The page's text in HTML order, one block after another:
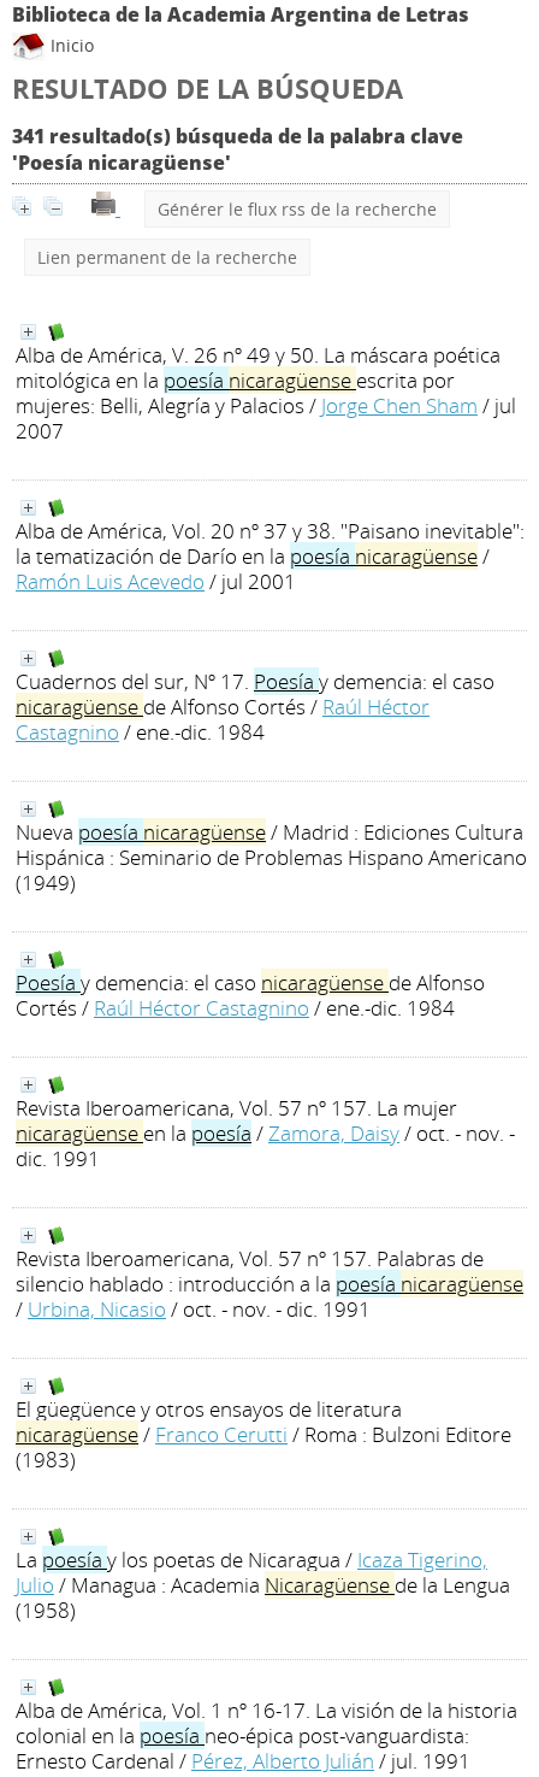
Biblioteca de la Academia Argentina de Letras
Inicio
RESULTADO DE LA BÚSQUEDA
341 resultado(s) búsqueda de la palabra clave
'Poesía nicaragüense'
Générer le flux rss de la recherche
Lien permanent de la recherche
Alba de América, V. 26 nº 49 y 50. La máscara poética
mitológica en la poesía nicaragüense escrita por
mujeres: Belli, Alegría y Palacios / Jorge Chen Sham / jul
2007
Alba de América, Vol. 20 nº 37 y 38. "Paisano inevitable":
la tematización de Darío en la poesía nicaragüense/
Ramón Luis Acevedo / jul 2001
Cuadernos del sur, Nº 17. Poesía y demencia: el caso
nicaragüense de Alfonso Cortés / Raúl Héctor
Castagnino / ene.-dic. 1984
Nueva poesía nicaragüense/ Madrid : Ediciones Cultura
Hispánica : Seminario de Problemas Hispano Americano
(1949)
Poesía y demencia: el caso nicaragüense de Alfonso
Cortés / Raúl Héctor Castagnino / ene.-dic. 1984
Revista Iberoamericana, Vol. 57 nº 157. La mujer
nicaragüense en la poesía /Zamora, Daisy/ oct. - nov. -
dic. 1991
Revista Iberoamericana, Vol. 57 nº 157. Palabras de
silencio hablado : introducción a la poesía nicaragüense
/ Urbina, Nicasio / oct. - nov. - dic. 1991
El güegüence y otros ensayos de literatura
nicaragüense/ Franco Cerutti / Roma : Bulzoni Editore
(1983)
La poesía y los poetas de Nicaragua / Icaza Tigerino,
Julio / Managua : Academia Nicaragüense de la Lengua
(1958)
Alba de América, Vol. 1 nº 16-17. La visión de la historia
colonial en la poesía neo-épica post-vanguardista:
Ernesto Cardenal / Pérez, Alberto Julián / jul. 1991